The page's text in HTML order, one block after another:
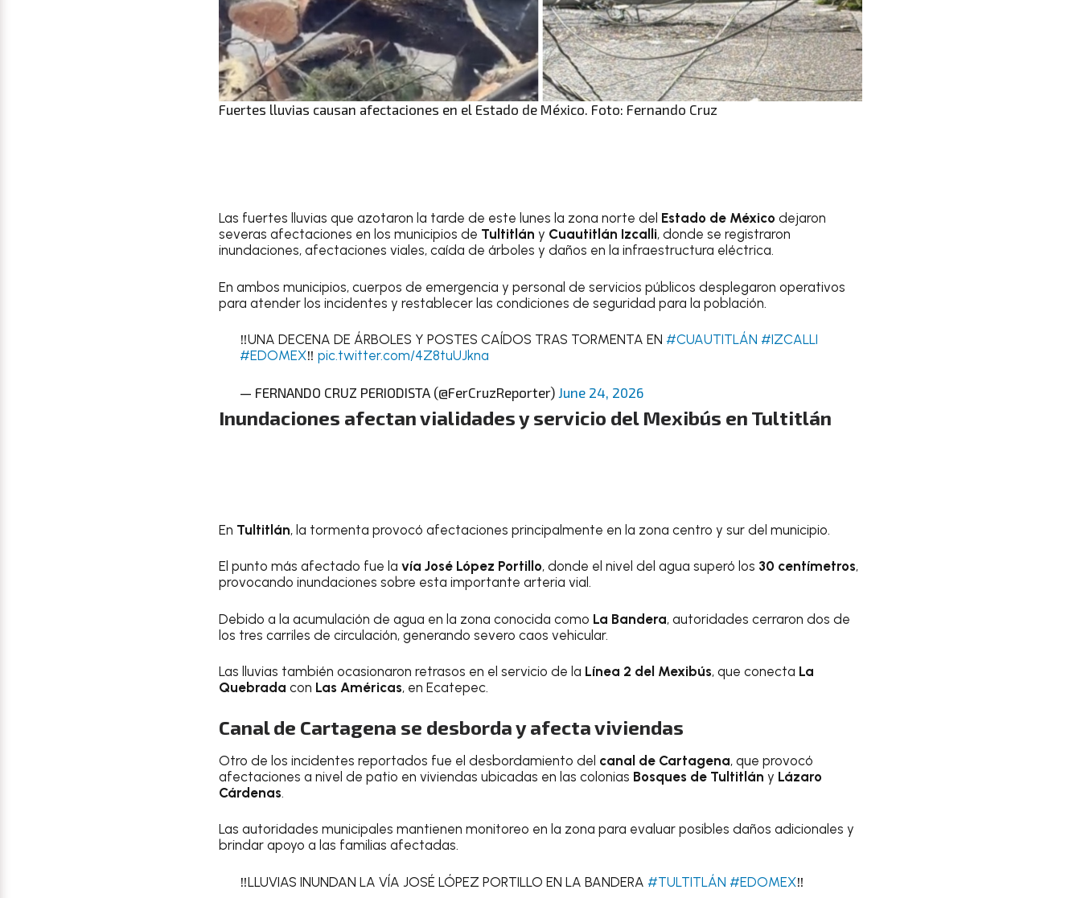
Fuertes lluvias causan afectaciones en el Estado de México. Foto: Fernando Cruz
Las fuertes lluvias que azotaron la tarde de este lunes la zona norte del Estado de México dejaron
severas afectaciones en los municipios de Tultitlán y Cuautitlán Izcalli, donde se registraron
inundaciones, afectaciones viales, caída de árboles y daños en la infraestructura eléctrica.
En ambos municipios, cuerpos de emergencia y personal de servicios públicos desplegaron operativos
para atender los incidentes y restablecer las condiciones de seguridad para la población.
‼️UNA DECENA DE ÁRBOLES Y POSTES CAÍDOS TRAS TORMENTA EN #CUAUTITLÁN #IZCALLI
#EDOMEX‼️ pic.twitter.com/4Z8tuUJkna
— FERNANDO CRUZ PERIODISTA (@FerCruzReporter) June 24, 2026
Inundaciones afectan vialidades y servicio del Mexibús en Tultitlán
En Tultitlán, la tormenta provocó afectaciones principalmente en la zona centro y sur del municipio.
El punto más afectado fue la vía José López Portillo, donde el nivel del agua superó los 30 centímetros,
provocando inundaciones sobre esta importante arteria vial.
Debido a la acumulación de agua en la zona conocida como La Bandera, autoridades cerraron dos de
los tres carriles de circulación, generando severo caos vehicular.
Las lluvias también ocasionaron retrasos en el servicio de la Línea 2 del Mexibús, que conecta La
Quebrada con Las Américas, en Ecatepec.
Canal de Cartagena se desborda y afecta viviendas
Otro de los incidentes reportados fue el desbordamiento del canal de Cartagena, que provocó
afectaciones a nivel de patio en viviendas ubicadas en las colonias Bosques de Tultitlán y Lázaro
Cárdenas.
Las autoridades municipales mantienen monitoreo en la zona para evaluar posibles daños adicionales y
brindar apoyo a las familias afectadas.
‼️LLUVIAS INUNDAN LA VÍA JOSÉ LÓPEZ PORTILLO EN LA BANDERA #TULTITLÁN #EDOMEX‼️